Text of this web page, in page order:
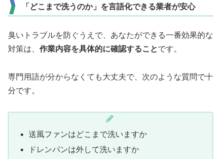
「どこまで洗うのか」を言語化できる業者が安心
臭いトラブルを防ぐうえで、あなたができる一番効果的な
対策は、 作業内容を具体的に確認することです。
専門用語が分からなくても大丈夫で、次のような質問で十
分です。
送風ファンはどこまで洗いますか
ドレンパンは外して洗いますか